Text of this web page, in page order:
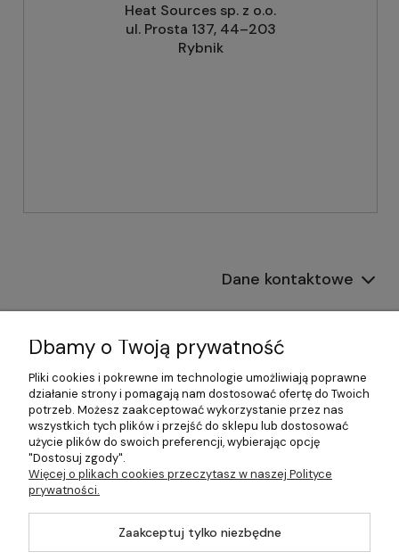
Heat Sources sp. z o.o.
ul. Prosta 137, 44–203
Rybnik
Dane kontaktowe
Informacje
Płatności i dostawa
Pomoc
Moje konto
©2026 Wszelkie Prawa Zastrzeżone | 499.pl - najlepszy sklep z
Dbamy o Twoją prywatność
Pliki cookies i pokrewne im technologie umożliwiają poprawne
działanie strony i pomagają nam dostosować ofertę do Twoich
potrzeb. Możesz zaakceptować wykorzystanie przez nas
wszystkich tych plików i przejść do sklepu lub dostosować
użycie plików do swoich preferencji, wybierając opcję
"Dostosuj zgody".
Więcej o plikach cookies przeczytasz w naszej Polityce
prywatności.
Zaakceptuj tylko niezbędne